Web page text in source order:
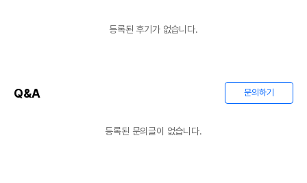
등록된 후기가 없습니다.
Q&A 문의하기
등록된 문의글이 없습니다.